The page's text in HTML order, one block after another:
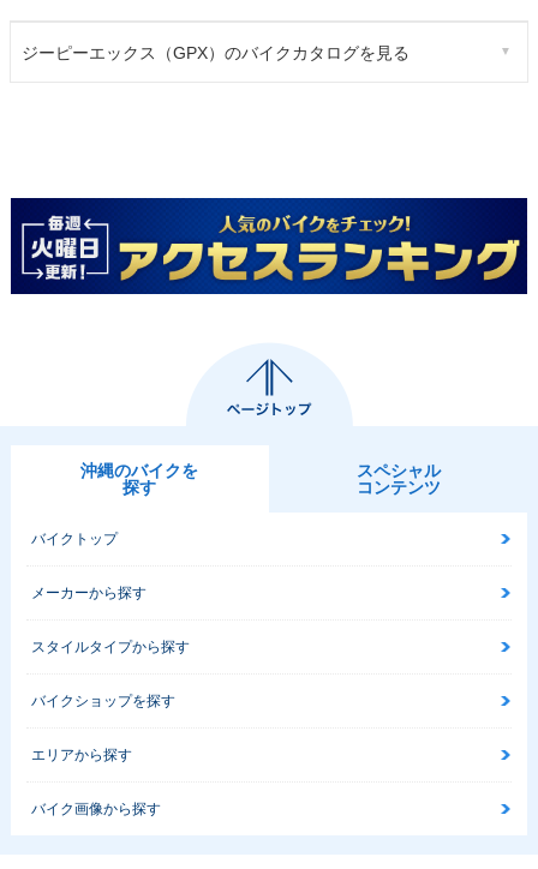
ジーピーエックス（GPX）のバイクカタログを見る
沖縄のバイクを
探す
スペシャル
コンテンツ
バイクトップ
メーカーから探す
スタイルタイプから探す
バイクショップを探す
エリアから探す
バイク画像から探す